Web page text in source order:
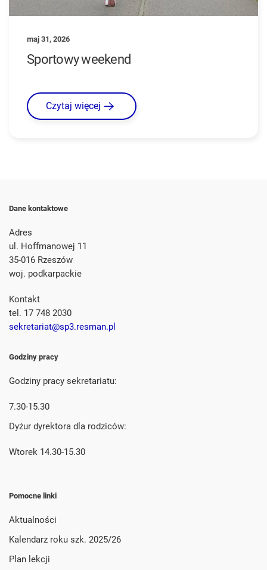
maj 31, 2026
Sportowy weekend
Czytaj więcej
Dane kontaktowe
Adres
ul. Hoffmanowej 11
35-016 Rzeszów
woj. podkarpackie
Kontakt
tel. 17 748 2030
sekretariat@sp3.resman.pl
Godziny pracy
Godziny pracy sekretariatu:
7.30-15.30
Dyżur dyrektora dla rodziców:
Wtorek 14.30-15.30
Pomocne linki
Aktualności
Kalendarz roku szk. 2025/26
Plan lekcji